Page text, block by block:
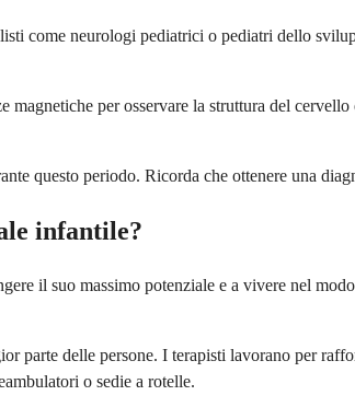
come neurologi pediatrici o pediatri dello
per osservare la struttura del
questo periodo. Ricorda che ottenere una
infantile?
il suo massimo potenziale e a vivere nel
parte delle persone. I terapisti lavorano per
o sedie a rotelle.